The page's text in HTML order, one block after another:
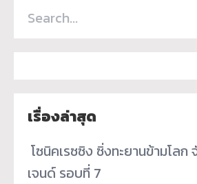
เรื่องล่าสุด
โซนิคเรซซิง ซิ่งทะยานข้ามโลก
เจนด์ รอบที่ 7